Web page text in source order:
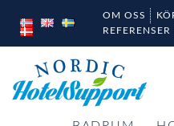
OM OSS
REFERENSER